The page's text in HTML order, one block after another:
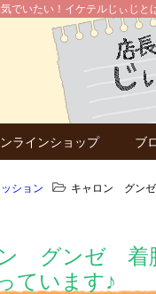
でいたい！イケテルじぃじと
ラインショップ ブ
ション キャロン グン
グンゼ 着
ています♪